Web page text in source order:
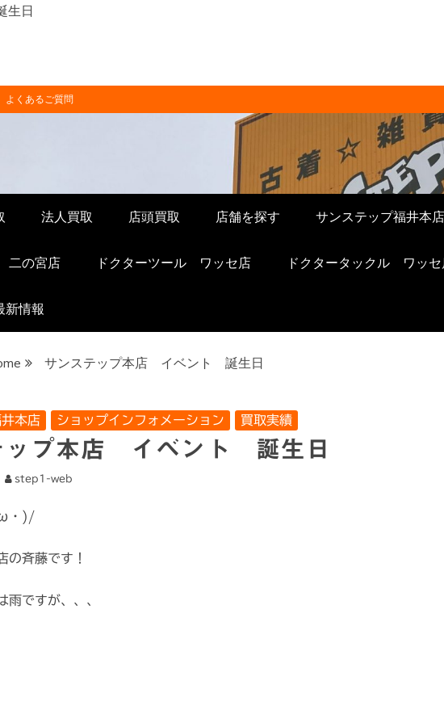
生日
よくあるご質問
買取り・販売 サン
STORE ]
販売ならサンステップへ。メンズ・レディース
電・ホビー・雑貨、なんでもお
法人買取 店頭買取 店舗を探す サンステップ福井本店
二の宮店 ドクターツール ワッセ店 ドクタータックル ワッセ
新情報
サンステップ本店 イベント 誕生日
本店 ショップインフォメーション 買取実績
ップ本店 イベント 誕生日
step1-web
ω・)/
の斉藤です！
雨ですが、、、